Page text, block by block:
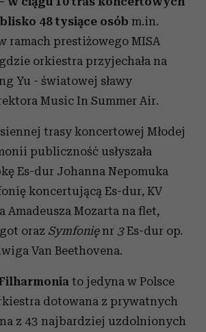
blisko 48 tysiące osób m.in.
ramach prestiżowego MISA
orkiestra przyjechała na
Yu - światowej sławy
Music In Summer Air.
trasy koncertowej Młodej
publiczność usłyszała
Es-dur Johanna Nepomuka
koncertującą Es-dur, KV
Amadeusza Mozarta na flet,
oraz Symfonięnr 3Es-dur op.
Van Beethovena.
to jedyna w Polsce
dotowana z prywatnych
z 43 najbardziej uzdolnionych